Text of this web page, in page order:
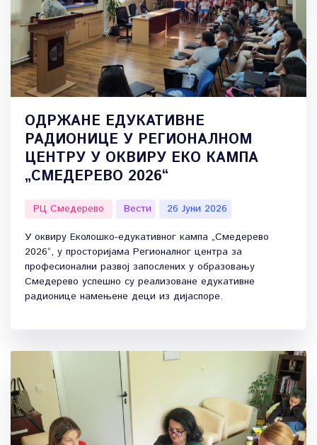
ОДРЖАНЕ ЕДУКАТИВНЕ
РАДИОНИЦЕ У РЕГИОНАЛНОМ
ЦЕНТРУ У ОКВИРУ ЕКО КАМПА
„СМЕДЕРЕВО 2026“
РЦ Смедерево Вести
26 Јуни 2026
У оквиру Еколошко-едукативног кампа „Смедерево
2026“, у просторијама Регионалног центра за
професионални развој запослених у образовању
Смедерево успешно су реализоване едукативне
радионице намењене деци из дијаспоре.